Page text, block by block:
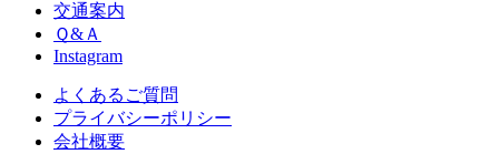
交通案内
Ｑ&Ａ
Instagram
よくあるご質問
プライバシーポリシー
会社概要